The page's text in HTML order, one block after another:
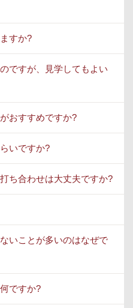
すか?
ですが、見学してもよい
おすすめですか?
いですか?
ち合わせは大丈夫ですか?
いことが多いのはなぜで
ですか?